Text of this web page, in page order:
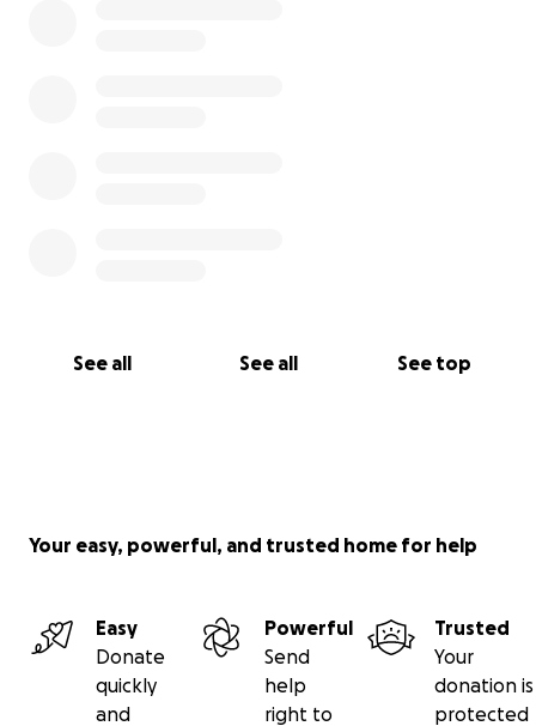
See all See all See top
Your easy, powerful, and trusted home for help
Easy
Donate
quickly
and
Powerful
Send
help
right to
Trusted
Your
donation is
protected